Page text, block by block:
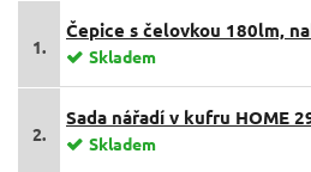
1.
Čepice s čelovkou 180lm,
velikost, bavlna/PE, černá
Skladem
2.
Sada nářadí v kufru HOME
Skladem